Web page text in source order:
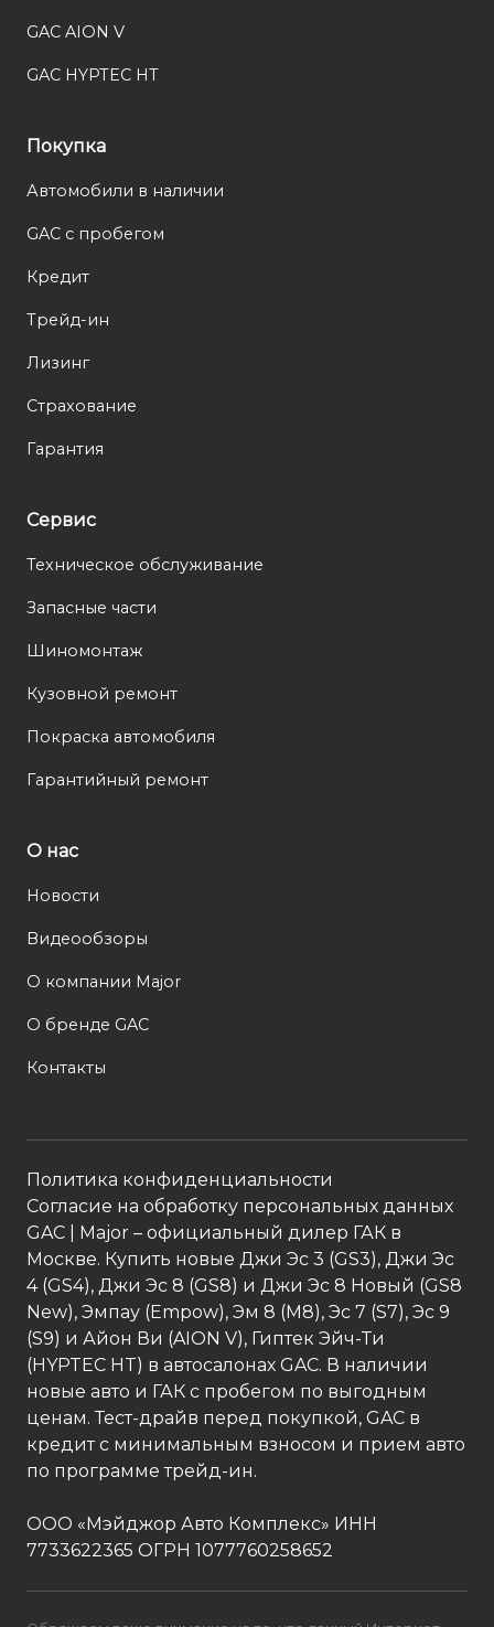
GAC AION V
GAC HYPTEC HT
Покупка
Автомобили в наличии
GAC с пробегом
Кредит
Трейд-ин
Лизинг
Страхование
Гарантия
Сервис
Техническое обслуживание
Запасные части
Шиномонтаж
Кузовной ремонт
Покраска автомобиля
Гарантийный ремонт
О нас
Новости
Видеообзоры
О компании Major
О бренде GAC
Контакты
Политика конфиденциальности
Согласие на обработку персональных данных
GAC | Major – официальный дилер ГАК в
Москве. Купить новые Джи Эс 3 (GS3), Джи Эс
4 (GS4), Джи Эс 8 (GS8) и Джи Эс 8 Новый (GS8
New), Эмпау (Empow), Эм 8 (M8), Эс 7 (S7), Эс 9
(S9) и Айон Ви (AION V), Гиптек Эйч-Ти
(HYPTEC HT) в автосалонах GAC. В наличии
новые авто и ГАК с пробегом по выгодным
ценам. Тест-драйв перед покупкой, GAC в
кредит с минимальным взносом и прием авто
по программе трейд-ин.
ООО «Мэйджор Авто Комплекс» ИНН
7733622365 ОГРН 1077760258652